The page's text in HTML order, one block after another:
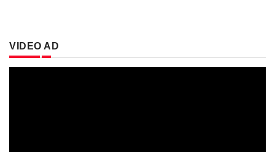
VIDEO AD